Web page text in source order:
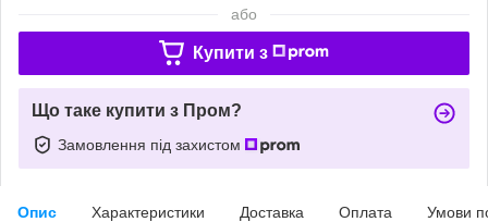
або
Купити з
Що таке купити з Пром?
Замовлення під захистом
Опис Характеристики Доставка Оплата Умови